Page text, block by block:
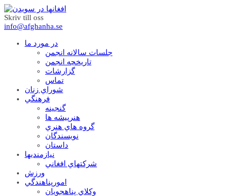
Skriv till oss
info@afghanha.se
در مورد ما
جلسات سالانه انجمن
تاریخچه انجمن
گزارشات
تماس
شوراي زنان
فرهنگي
گنجينه
هنرپيشه ها
گروه هاي هنري
نويسندگان
داستان
نيازمنديها
شرکتهاي افغاني
ورزش
امورپناهندگي
وکلاي پناهجويان